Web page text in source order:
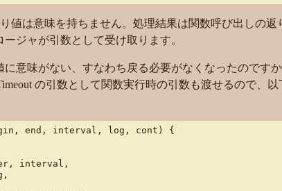
値は意味を持ちません。処理結果は関数呼び出しの返
ジャが引数として受け取ります。
意味がない、すなわち戻る必要がなくなったのです
の引数として関数実行時の引数も渡せるので、
end, interval, log, cont) {
interval,